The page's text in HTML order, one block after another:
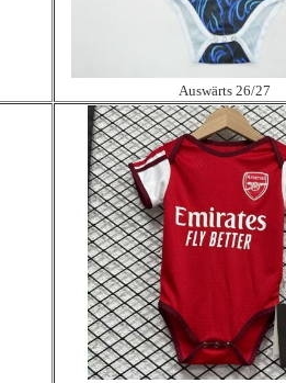
Auswärts 26/27